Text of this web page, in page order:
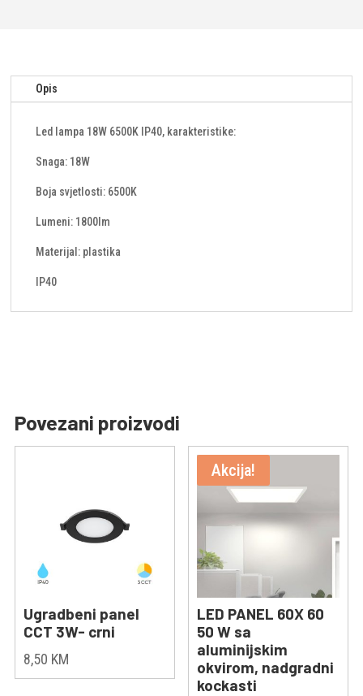
Opis
Led lampa 18W 6500K IP40, karakteristike:
Snaga: 18W
Boja svjetlosti: 6500K
Lumeni: 1800lm
Materijal: plastika
IP40
Povezani proizvodi
Ugradbeni panel
CCT 3W- crni
8,50 KM
Akcija!
LED PANEL 60X 60
50 W sa
aluminijskim
okvirom, nadgradni
kockasti